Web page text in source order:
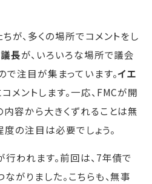
が、多くの場所でコメントをし
長が、いろいろな場所で議会
で注目が集まっています。イエ
メントします。一応、FMCが開
内容から大きくずれることは無
の注目は必要でしょう。
行われます。前回は、7年債で
がりました。こちらも、無事